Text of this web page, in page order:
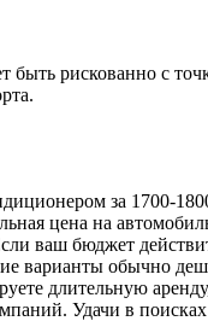
рискованно с
за 1700-
цена на
ваш бюджет
варианты обычно
длительную аренду,
Удачи в